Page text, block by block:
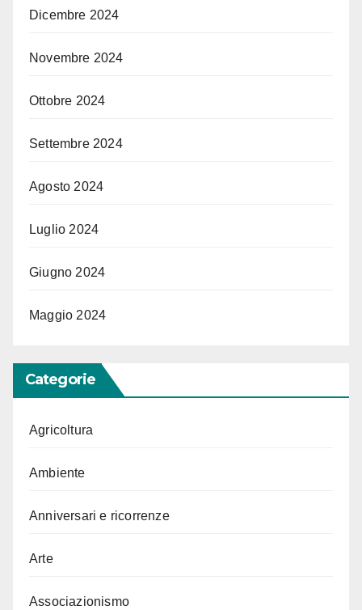
Dicembre 2024
Novembre 2024
Ottobre 2024
Settembre 2024
Agosto 2024
Luglio 2024
Giugno 2024
Maggio 2024
Categorie
Agricoltura
Ambiente
Anniversari e ricorrenze
Arte
Associazionismo